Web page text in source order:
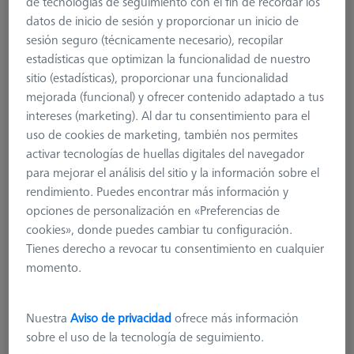
Length (L)
15,0 mm
Material
Titanium
datos de inicio de sesión y proporcionar un inicio de
sesión seguro (técnicamente necesario), recopilar
estadísticas que optimizan la funcionalidad de nuestro
sitio (estadísticas), proporcionar una funcionalidad
mejorada (funcional) y ofrecer contenido adaptado a tus
intereses (marketing). Al dar tu consentimiento para el
uso de cookies de marketing, también nos permites
activar tecnologías de huellas digitales del navegador
para mejorar el análisis del sitio y la información sobre el
rendimiento. Puedes encontrar más información y
opciones de personalización en «Preferencias de
cookies», donde puedes cambiar tu configuración.
Tienes derecho a revocar tu consentimiento en cualquier
momento.
NuestraAviso de privacidadofrece más información
sobre el uso de la tecnología de seguimiento.